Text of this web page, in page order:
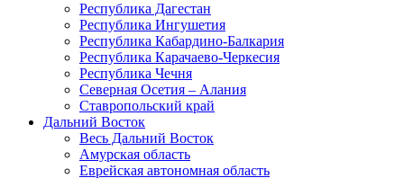
Республика Дагестан
Республика Ингушетия
Республика Кабардино-Балкария
Республика Карачаево-Черкесия
Республика Чечня
Северная Осетия – Алания
Ставропольский край
Дальний Восток
Весь Дальний Восток
Амурская область
Еврейская автономная область